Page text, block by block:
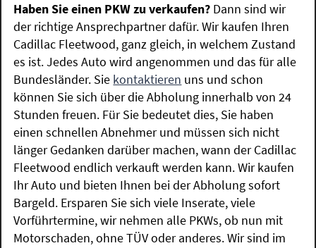
Haben Sie einen PKW zu verkaufen? Dann sind wir
der richtige Ansprechpartner dafür. Wir kaufen Ihren
Cadillac Fleetwood, ganz gleich, in welchem Zustand
es ist. Jedes Auto wird angenommen und das für alle
Bundesländer. Sie kontaktieren uns und schon
können Sie sich über die Abholung innerhalb von 24
Stunden freuen. Für Sie bedeutet dies, Sie haben
einen schnellen Abnehmer und müssen sich nicht
länger Gedanken darüber machen, wann der Cadillac
Fleetwood endlich verkauft werden kann. Wir kaufen
Ihr Auto und bieten Ihnen bei der Abholung sofort
Bargeld. Ersparen Sie sich viele Inserate, viele
Vorführtermine, wir nehmen alle PKWs, ob nun mit
Motorschaden, ohne TÜV oder anderes. Wir sind im